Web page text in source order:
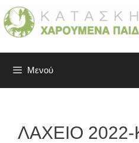
Μετάβαση
σε
περιεχόμενο
Μενού
ΛΑΧΕΙΟ